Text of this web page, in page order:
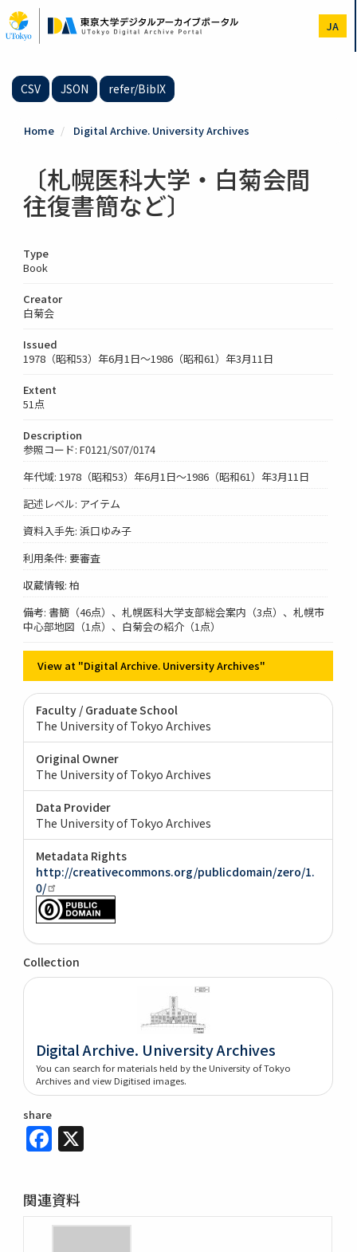
to
main
JA
CSV JSON refer/BibIX
Home Digital Archive. University Archives
〔札幌医科大学・白菊会間
往復書簡など〕
Type
Book
Creator
白菊会
Issued
1978（昭和53）年6月1日～1986（昭和61）年3月11日
Extent
51点
Description
参照コード: F0121/S07/0174
年代域: 1978（昭和53）年6月1日～1986（昭和61）年3月11日
記述レベル: アイテム
資料入手先: 浜口ゆみ子
利用条件: 要審査
収蔵情報: 柏
備考: 書簡（46点）、札幌医科大学支部総会案内（3点）、札幌市
中心部地図（1点）、白菊会の紹介（1点）
View at "Digital Archive. University Archives"
Faculty / Graduate School
The University of Tokyo Archives
Original Owner
The University of Tokyo Archives
Data Provider
The University of Tokyo Archives
Metadata Rights
http://creativecommons.org/publicdomain/zero/1.
0/
Collection
Digital Archive. University Archives
You can search for materials held by the University of Tokyo
Archives and view Digitised images.
share
Facebook
関連資料